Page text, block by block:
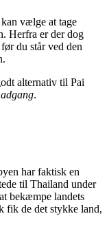
vælge at tage
Herfra er der dog
du står ved den
alternativ til Pai
.
har faktisk en
til Thailand under
bekæmpe landets
fik de det stykke land,